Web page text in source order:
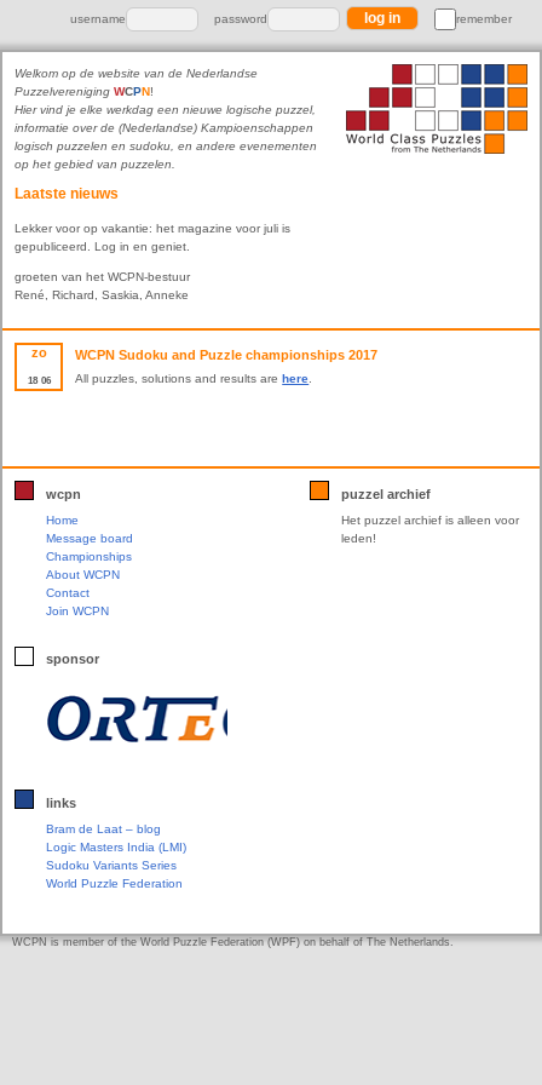
username password remember
Welkom op de website van de Nederlandse
Puzzelvereniging WCPN!
Hier vind je elke werkdag een nieuwe logische puzzel,
informatie over de (Nederlandse) Kampioenschappen
logisch puzzelen en sudoku, en andere evenementen
op het gebied van puzzelen.
Laatste nieuws
Lekker voor op vakantie: het magazine voor juli is
gepubliceerd. Log in en geniet.
groeten van het WCPN-bestuur
René, Richard, Saskia, Anneke
zo
18 06
WCPN Sudoku and Puzzle championships 2017
All puzzles, solutions and results arehere
wcpn
Home
Message board
Championships
About WCPN
Contact
Join WCPN
sponsor
links
Bram de Laat – blog
Logic Masters India (LMI)
Sudoku Variants Series
World Puzzle Federation
puzzel archief
Het puzzel archief is alleen voor
leden!
WCPN is member of the World Puzzle Federation (WPF) on behalf of The Netherlands.